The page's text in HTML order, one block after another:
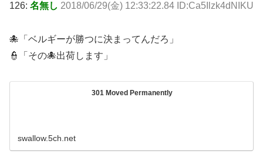
126: 名無し 2018/06/29(金) 12:33:22.84 ID:Ca5Ilzk4dNIKU
🐙「ベルギーが勝つに決まってんだろ」
👮「その🐙出荷します」
301 Moved Permanently
swallow.5ch.net